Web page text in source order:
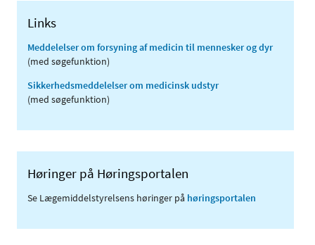
Links
Meddelelser om forsyning af medicin til mennesker og dyr
(med søgefunktion)
Sikkerhedsmeddelelser om medicinsk udstyr
(med søgefunktion)
Høringer på Høringsportalen
Se Lægemiddelstyrelsens høringer på høringsportalen